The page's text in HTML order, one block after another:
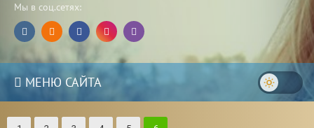
Мы в соц.сетях:
МЕНЮ САЙТА